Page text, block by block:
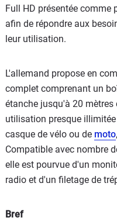
Full HD présentée
afin de répondre aux
leur utilisation.
L'allemand propose en
complet comprenant un
étanche jusqu'à 20
utilisation presque
casque de vélo ou de moto
Compatible avec nombre
elle est pourvue d'un
radio et d'un filetage de
Bref